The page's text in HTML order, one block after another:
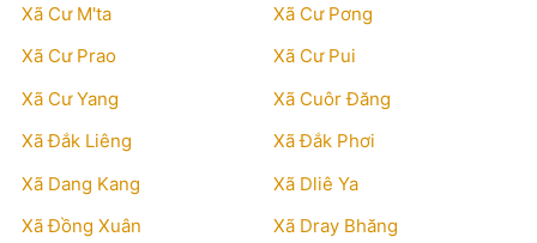
Xã Cư M'ta
Xã Cư Pơng
Xã Cư Prao
Xã Cư Pui
Xã Cư Yang
Xã Cuôr Đăng
Xã Đắk Liêng
Xã Đắk Phơi
Xã Dang Kang
Xã Dliê Ya
Xã Đồng Xuân
Xã Dray Bhăng